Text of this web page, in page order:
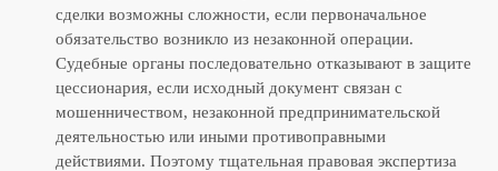
сделки возможны сложности, если первоначальное
обязательство возникло из незаконной операции.
Судебные органы последовательно отказывают в защите
цессионария, если исходный документ связан с
мошенничеством, незаконной предпринимательской
деятельностью или иными противоправными
действиями. Поэтому тщательная правовая экспертиза